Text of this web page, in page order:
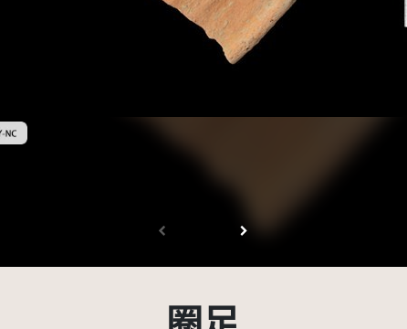
創用CC姓名標示-非商業性 3.0 台灣及其後版本(CC BY-NC 3.0 TW +)